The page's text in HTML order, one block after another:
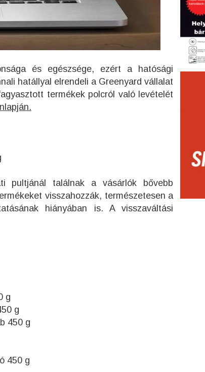
és egészsége, ezért a hatósági
hatállyal elrendeli a Greenyard vállalat
termékek polcról való levételét
pultjánál találnak a vásárlók bővebb
visszahozzák, természetesen a
hiányában is. A visszaváltási
g
g
450 g
450 g